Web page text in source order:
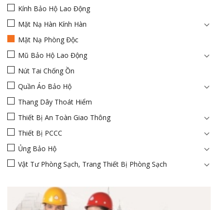
Kính Bảo Hộ Lao Động
Mặt Nạ Hàn Kính Hàn
Mặt Nạ Phòng Độc
Mũ Bảo Hộ Lao Động
Nút Tai Chống Ồn
Quần Áo Bảo Hộ
Thang Dây Thoát Hiểm
Thiết Bị An Toàn Giao Thông
Thiết Bị PCCC
Ủng Bảo Hộ
Vật Tư Phòng Sạch, Trang Thiết Bị Phòng Sạch